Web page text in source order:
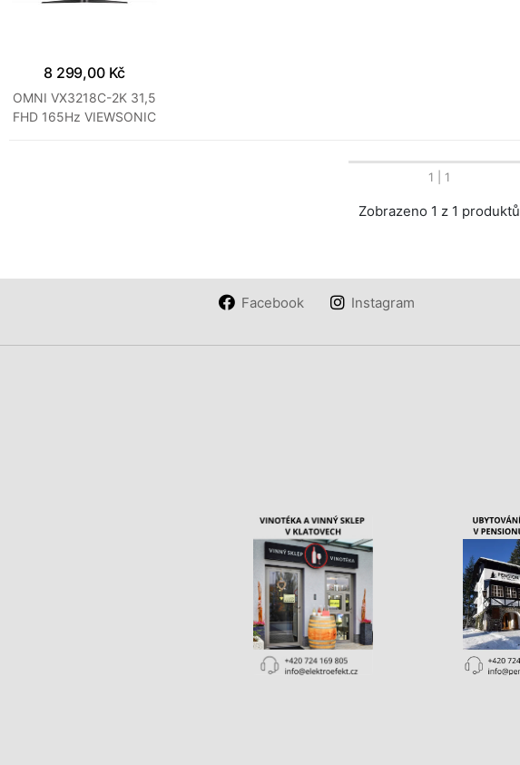
8 299,00 Kč
OMNI VX3218C-2K 31,5
FHD 165Hz VIEWSONIC
1 | 1
Zobrazeno 1 z 1 produktů
Facebook Instagram